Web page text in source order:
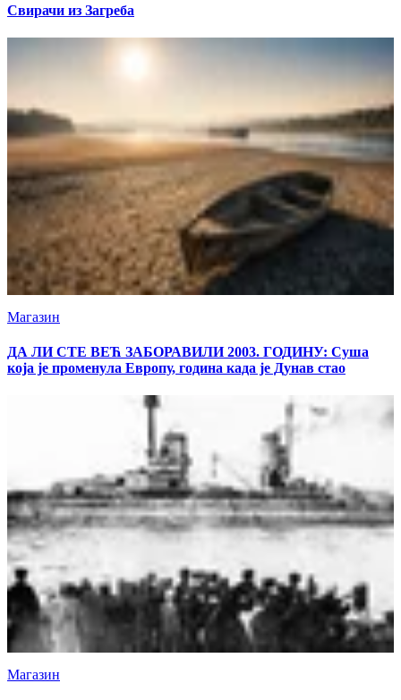
Свирачи из Загреба
Магазин
ДА ЛИ СТЕ ВЕЋ ЗАБОРАВИЛИ 2003. ГОДИНУ: Суша
која је променула Европу, година када је Дунав стао
Магазин